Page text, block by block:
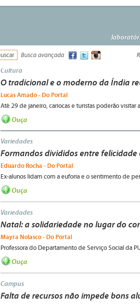
Busca avançada
Cultura
O tradicional e o moderno da Índia
Lucas Amado - Do Portal
Até 29 de janeiro, cariocas e turistas poderão visitar
Ouça
Variedades
Formandos divididos entre felicidade
Eduardo Rocha - Do Portal
Ex-alunos lidam com a euforia e o sentimento de
Ouça
Variedades
Natal: a solidariedade no lugar do
Mayra Nolasco - Do Portal
Professora do Departamento de Serviço Social da
Ouça
Campus
Falta de recursos não impede bons